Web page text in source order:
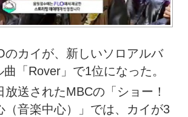
のカイが、新しいソロアルバ
「Rover」で1位になった。
送されたMBCの「ショー！
（音楽中心）」では、カイが3